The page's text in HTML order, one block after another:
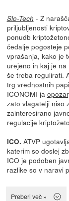
Slo-Tech - Z
priljubljenosti
ponudb
čedalje pogosteje
vprašanja, kako je
urejeno in kaj je na
še treba regulirati.
trg vrednostnih
ICONOMI-ja
zato vlagatelji niso
zainteresirano
regulacije
ICO. ATVP
katerim so doslej
ICO je podoben
razlike so v naravi
Preberi več »